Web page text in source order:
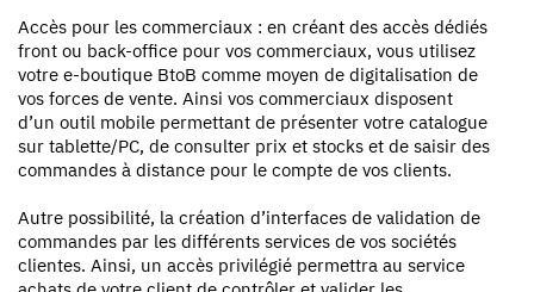
Accès pour les commerciaux : en créant des accès dédiés
front ou back-office pour vos commerciaux, vous utilisez
votre e-boutique BtoB comme moyen de digitalisation de
vos forces de vente. Ainsi vos commerciaux disposent
d’un outil mobile permettant de présenter votre catalogue
sur tablette/PC, de consulter prix et stocks et de saisir des
commandes à distance pour le compte de vos clients.
Autre possibilité, la création d’interfaces de validation de
commandes par les différents services de vos sociétés
clientes. Ainsi, un accès privilégié permettra au service